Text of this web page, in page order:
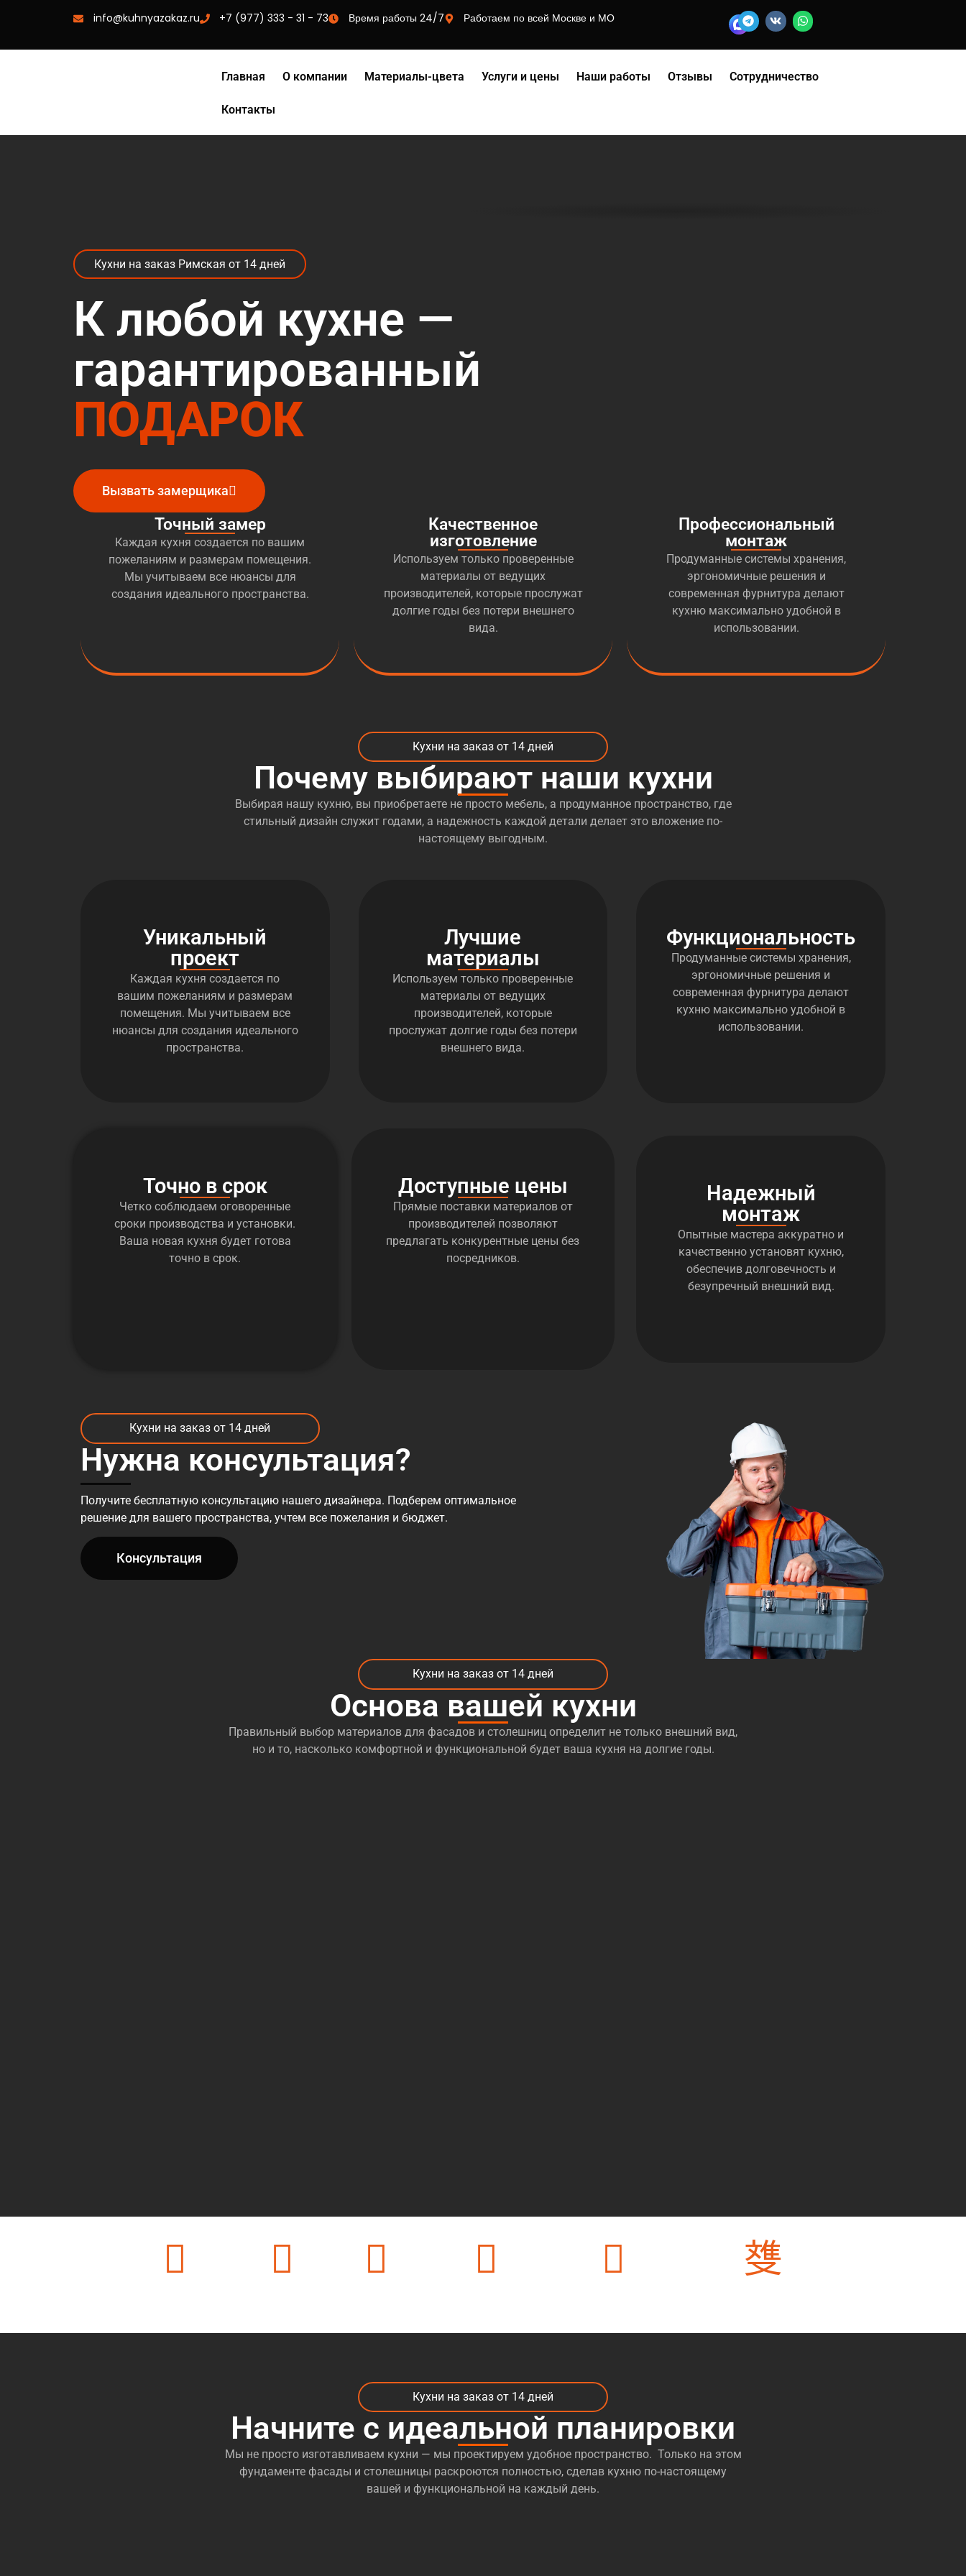
info@kuhnyazakaz.ru +7 (977) 333 - 31 - 73 Время работы 24/7 Работаем по всей Москве и МО
Главная О компании Материалы-цвета Услуги и цены Наши работы Отзывы Сотрудничество
Контакты
Кухни на заказ Римская от 14 дней
К любой кухне —
гарантированный
ПОДАРОК
Вызвать замерщика
Точный замер
Каждая кухня создается по вашим
пожеланиям и размерам помещения.
Мы учитываем все нюансы для
создания идеального пространства.
Качественное
изготовление
Используем только проверенные
материалы от ведущих
производителей, которые прослужат
долгие годы без потери внешнего
вида.
Профессиональный
монтаж
Продуманные системы хранения,
эргономичные решения и
современная фурнитура делают
кухню максимально удобной в
использовании.
Кухни на заказ от 14 дней
Почему выбирают наши кухни
Выбирая нашу кухню, вы приобретаете не просто мебель, а продуманное пространство, где
стильный дизайн служит годами, а надежность каждой детали делает это вложение по-
настоящему выгодным.
Уникальный
проект
Каждая кухня создается по
вашим пожеланиям и размерам
помещения. Мы учитываем все
нюансы для создания идеального
пространства.
Лучшие
материалы
Используем только проверенные
материалы от ведущих
производителей, которые
прослужат долгие годы без потери
внешнего вида.
Функциональность
Продуманные системы хранения,
эргономичные решения и
современная фурнитура делают
кухню максимально удобной в
использовании.
Точно в срок
Четко соблюдаем оговоренные
сроки производства и установки.
Ваша новая кухня будет готова
точно в срок.
Доступные цены
Прямые поставки материалов от
производителей позволяют
предлагать конкурентные цены без
посредников.
Надежный
монтаж
Опытные мастера аккуратно и
качественно установят кухню,
обеспечив долговечность и
безупречный внешний вид.
Кухни на заказ от 14 дней
Нужна консультация?
Получите бесплатную консультацию нашего дизайнера. Подберем оптимальное
решение для вашего пространства, учтем все пожелания и бюджет.
Консультация
Кухни на заказ от 14 дней
Основа вашей кухни
Правильный выбор материалов для фасадов и столешниц определит не только внешний вид,
но и то, насколько комфортной и функциональной будет ваша кухня на долгие годы.
Кухни на заказ от 14 дней
Начните с идеальной планировки
Мы не просто изготавливаем кухни — мы проектируем удобное пространство. Только на этом
фундаменте фасады и столешницы раскроются полностью, сделав кухню по-настоящему
вашей и функциональной на каждый день.